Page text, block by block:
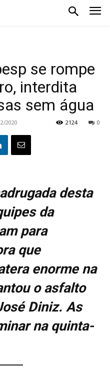
se rompe
interdita
sem água
2020 0
2124
desta
da
para
que
enorme na
o asfalto
Diniz. As
na quinta-